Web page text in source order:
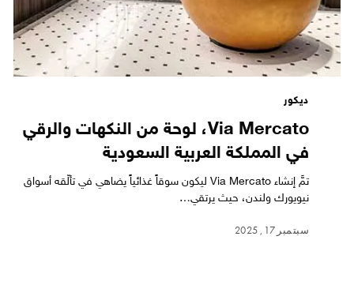
ديكور
Via Mercato، لوحة من النكهات والرقي
في المملكة العربية السعودية
تمَّ إنشاء Via Mercato ليكون سوقاً غذائياً يضاهي في تألّقه أسواق
نيويورك ولندن، حيث يرتقي…
سبتمبر 17, 2025